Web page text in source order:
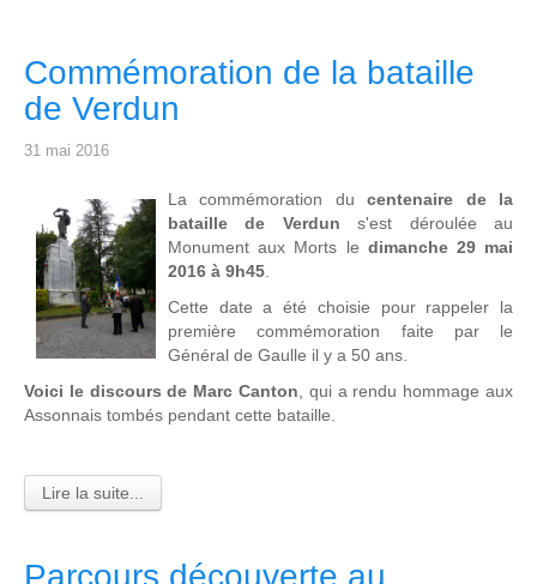
Commémoration de la bataille
de Verdun
31 mai 2016
L a commémoration ducentenaire de la
bataille de Verdun s'est déroulée au
Monument aux Morts le dimanche 29 mai
2016 à 9h45
Cette date a été choisie pour rappeler la
première commémoration faite par le
Général de Gaulle il y a 50 ans.
Voici le discours de Marc Canton , qui a rendu hommage aux
Assonnais tombés pendant cette bataille.
Lire la suite...
Parcours découverte au